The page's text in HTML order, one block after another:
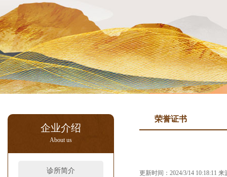
企业介绍
About us
诊所简介
荣誉证书
更新时间：2024/3/14 10:18:11